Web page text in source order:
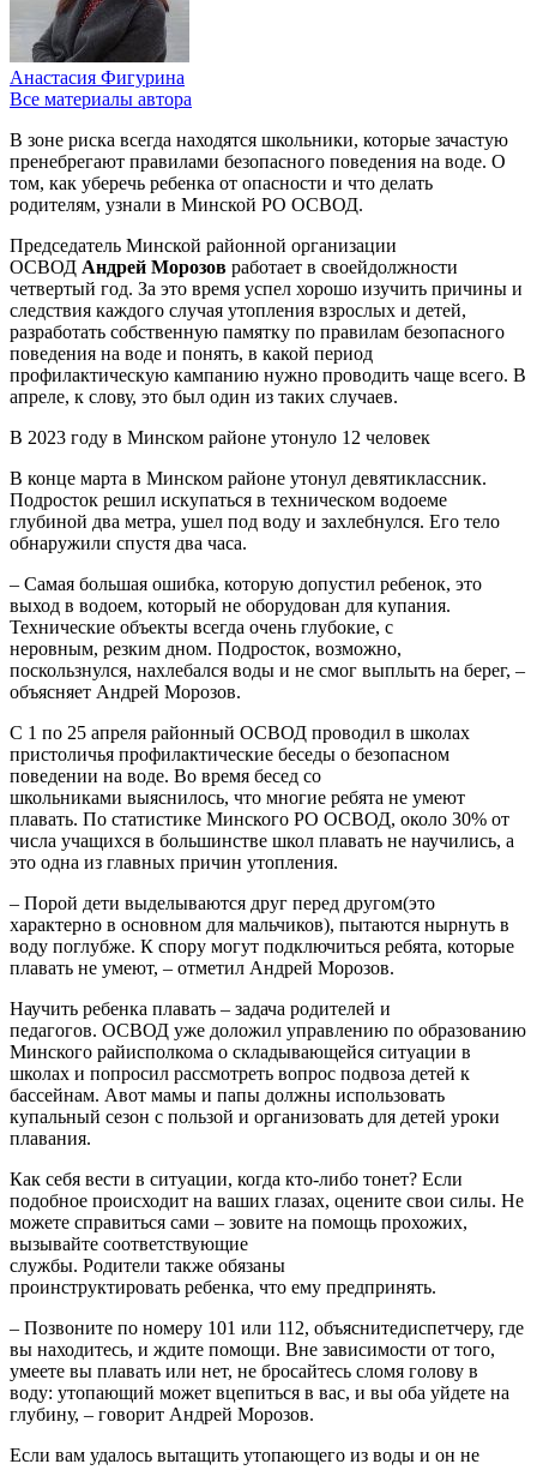
Анастасия Фигурина
Все материалы автора
В зоне риска всегда находятся школьники, которые зачастую
пренебрегают правилами безопасного поведения на воде. О
том, как уберечь ребенка от опасности и что делать
родителям, узнали в Минской РО ОСВОД.
Председатель Минской районной организации
ОСВОД Андрей Морозов работает в своейдолжности
четвертый год. За это время успел хорошо изучить причины и
следствия каждого случая утопления взрослых и детей,
разработать собственную памятку по правилам безопасного
поведения на воде и понять, в какой период
профилактическую кампанию нужно проводить чаще всего. В
апреле, к слову, это был один из таких случаев.
В 2023 году в Минском районе утонуло 12 человек
В конце марта в Минском районе утонул девятиклассник.
Подросток решил искупаться в техническом водоеме
глубиной два метра, ушел под воду и захлебнулся. Его тело
обнаружили спустя два часа.
– Самая большая ошибка, которую допустил ребенок, это
выход в водоем, который не оборудован для купания.
Технические объекты всегда очень глубокие, с
неровным, резким дном. Подросток, возможно,
поскользнулся, нахлебался воды и не смог выплыть на берег, –
объясняет Андрей Морозов.
С 1 по 25 апреля районный ОСВОД проводил в школах
пристоличья профилактические беседы о безопасном
поведении на воде. Во время бесед со
школьниками выяснилось, что многие ребята не умеют
плавать. По статистике Минского РО ОСВОД, около 30% от
числа учащихся в большинстве школ плавать не научились, а
это одна из главных причин утопления.
– Порой дети выделываются друг перед другом(это
характерно в основном для мальчиков), пытаются нырнуть в
воду поглубже. К спору могут подключиться ребята, которые
плавать не умеют, – отметил Андрей Морозов.
Научить ребенка плавать – задача родителей и
педагогов. ОСВОД уже доложил управлению по образованию
Минского райисполкома о складывающейся ситуации в
школах и попросил рассмотреть вопрос подвоза детей к
бассейнам. Авот мамы и папы должны использовать
купальный сезон с пользой и организовать для детей уроки
плавания.
Как себя вести в ситуации, когда кто-либо тонет? Если
подобное происходит на ваших глазах, оцените свои силы. Не
можете справиться сами – зовите на помощь прохожих,
вызывайте соответствующие
службы. Родители также обязаны
проинструктировать ребенка, что ему предпринять.
– Позвоните по номеру 101 или 112, объяснитедиспетчеру, где
вы находитесь, и ждите помощи. Вне зависимости от того,
умеете вы плавать или нет, не бросайтесь сломя голову в
воду: утопающий может вцепиться в вас, и вы оба уйдете на
глубину, – говорит Андрей Морозов.
Если вам удалось вытащить утопающего из воды и он не